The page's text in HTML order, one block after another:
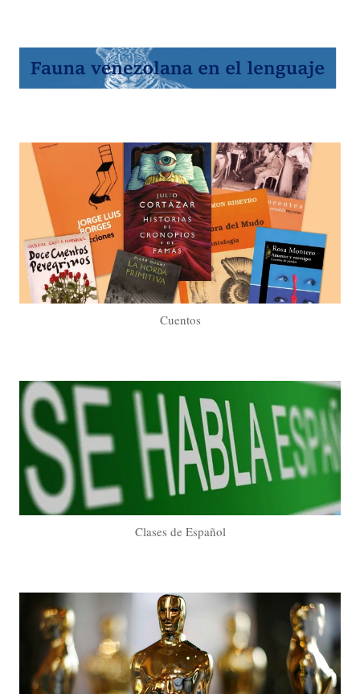
Cuentos
Clases de Español